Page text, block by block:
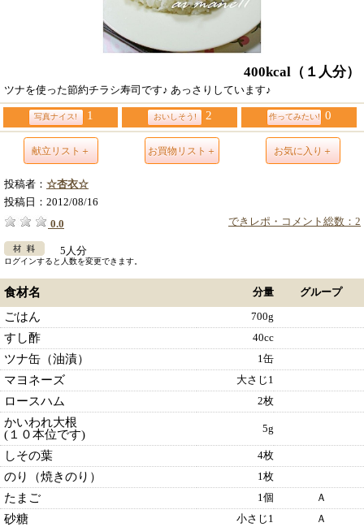
400kcal （１人分）
ツナを使った節約チラシ寿司です♪ あっさりしています♪
写真ナイス! 1 おいしそう! 2 作ってみたい! 0
献立リスト＋ お買物リスト＋ お気に入り＋
投稿者： ☆杏衣☆
投稿日： 2012/08/16
できレポ・コメント総数：2
0.0
5人分
ログインすると人数を変更できます。
食材名 分量 グループ
ごはん 700g
すし酢 40cc
ツナ缶（油漬） 1缶
マヨネーズ 大さじ1
ロースハム 2枚
かいわれ大根
(１０本位です)
5g
しその葉 4枚
のり（焼きのり） 1枚
たまご 1個 Ａ
砂糖 小さじ1 Ａ